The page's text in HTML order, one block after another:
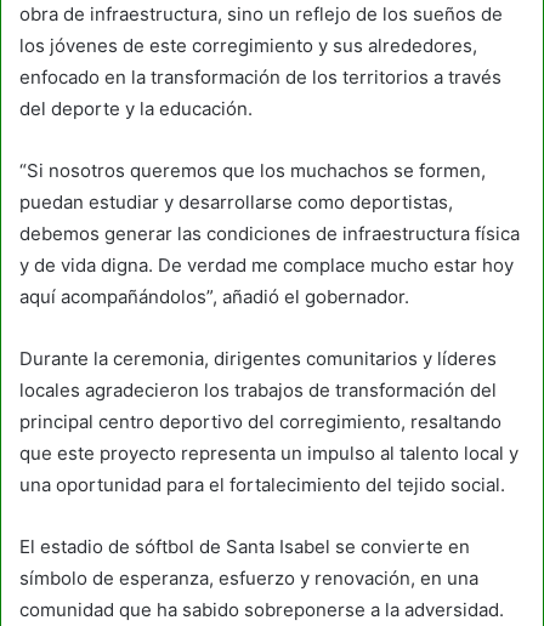
obra de infraestructura, sino un reflejo de los sueños de
los jóvenes de este corregimiento y sus alrededores,
enfocado en la transformación de los territorios a través
del deporte y la educación.
“Si nosotros queremos que los muchachos se formen,
puedan estudiar y desarrollarse como deportistas,
debemos generar las condiciones de infraestructura física
y de vida digna. De verdad me complace mucho estar hoy
aquí acompañándolos”, añadió el gobernador.
Durante la ceremonia, dirigentes comunitarios y líderes
locales agradecieron los trabajos de transformación del
principal centro deportivo del corregimiento, resaltando
que este proyecto representa un impulso al talento local y
una oportunidad para el fortalecimiento del tejido social.
El estadio de sóftbol de Santa Isabel se convierte en
símbolo de esperanza, esfuerzo y renovación, en una
comunidad que ha sabido sobreponerse a la adversidad.